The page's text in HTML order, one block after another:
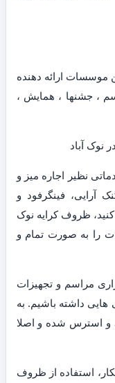
موسسات ارائه دهنده
، جشنها ، همایش ،
نوک آباد
نظیر اجاره میز و
آرایی، فینگرفود و
ظروف کرایه نوک
را به صورت تمام و
مراسم و تجهیزات
داشته باشیم. به
استرس شده و اصلا
استفاده از ظروف